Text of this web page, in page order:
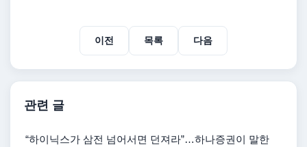
이전 목록 다음
관련 글
“하이닉스가 삼전 넘어서면 던져라”…하나증권이 말한